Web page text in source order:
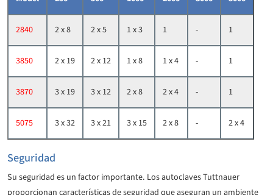
2840 2 x 8 2 x 5 1 x 3 1 - 1
3850 2 x 19 2 x 12 1 x 8 1 x 4 - 1
3870 3 x 19 3 x 12 2 x 8 2 x 4 - 1
5075 3 x 32 3 x 21 3 x 15 2 x 8 - 2 x 4
Seguridad
Su seguridad es un factor importante. Los autoclaves Tuttnauer
proporcionan características de seguridad que aseguran un ambiente